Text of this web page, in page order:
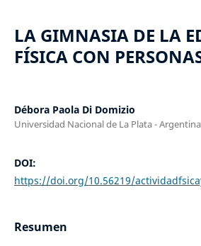
LA GIMNASIA DE LA
FÍSICA CON
Débora Paola Di Domizio
Universidad Nacional de La Plata - Argentina
DOI:
https://doi.org/10.56219/
Resumen